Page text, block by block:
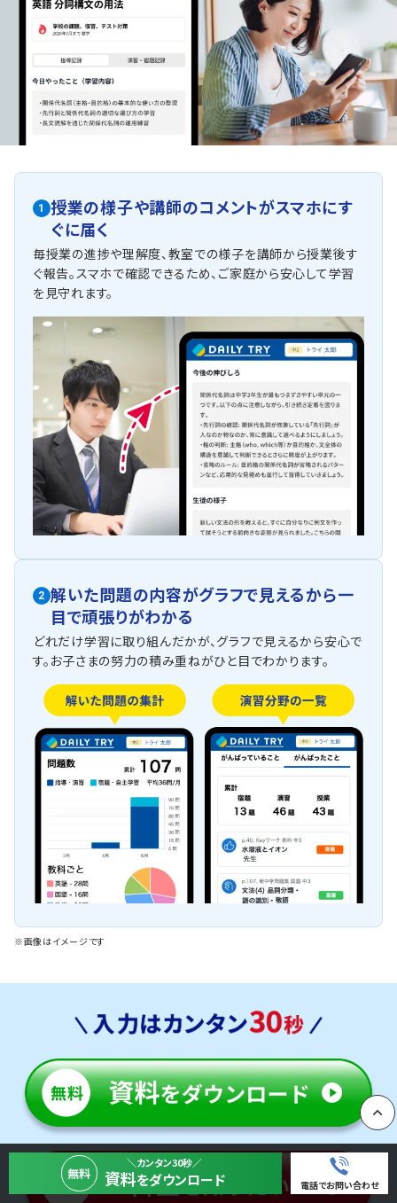
1
授業の様子や講師のコメントがスマホにす
ぐに届く
毎授業の進捗や理解度、教室での様子を講師から授業後す
ぐ報告。スマホで確認できるため、ご家庭から安心して学習
を見守れます。
2 解いた問題の内容がグラフで見えるから一
目で頑張りがわかる
どれだけ学習に取り組んだかが、グラフで見えるから安心で
す。お子さまの努力の積み重ねがひと目でわかります。
※画像はイメージです
無料
＼カンタン30秒／
資料をダウンロード 電話でお問い合わせ